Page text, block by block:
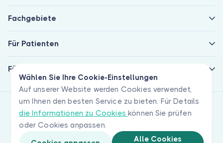
Wählen Sie Ihre Cookie-Einstellungen
Auf unserer Website werden Cookies verwendet,
um Ihnen den besten Service zu bieten. Für Details
die Informationen zu Cookieskönnen Sie prüfen
oder Cookies anpassen.
Alle Cookies
Fachgebiete
Für Patienten
Für Ärzte